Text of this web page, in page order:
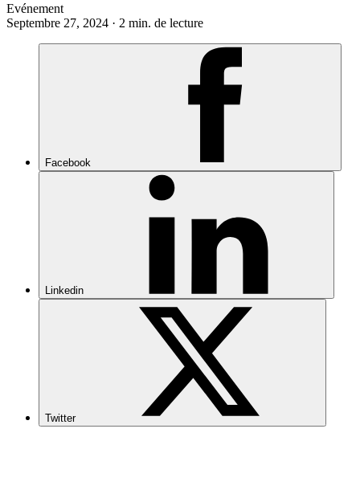
Evénement
Septembre 27, 2024 · 2 min. de lecture
Facebook
Linkedin
Twitter